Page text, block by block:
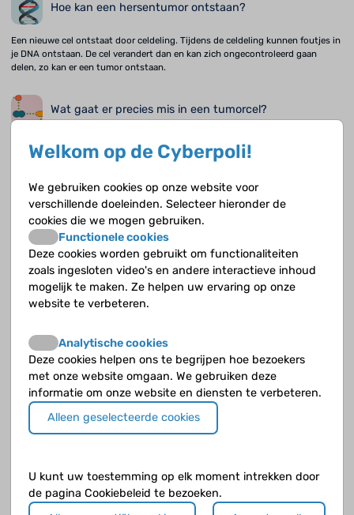
Hoe kan een hersentumor ontstaan?
Een nieuwe cel ontstaat door celdeling. Tijdens de celdeling kunnen foutjes in
je DNA ontstaan. De cel verandert dan en kan zich ongecontroleerd gaan
delen, zo kan er een tumor ontstaan.
Wat gaat er precies mis in een tumorcel?
Wanneer het DNA binnen een gen verandert, verandert ook het eiwit waarvoor
het gen de informatie bezit. Het veranderde eiwit kan ervoor zorgen dat de cel
Hoe vaak komt een hersentumor voor bij kinderen?
Ongeveer een op de vier de kinderen met kanker, heeft een hersentumor of
tumor in het ruggenmerg. In Nederland krijgen elk jaar minimaal 120 kinderen
een hersentumor.
Welke klachten geeft een hersentumor?
Als je een hersentumor hebt, kun je van verschillende dingen last hebben. Dat
hangt vooral af van de vorm en de grootte van de tumor en de plaats waar hij
Wat zijn de kenmerken van een hersentumor bij
kinderen?
kenmerken en de gradatie.
Welkom op de Cyberpoli!
We gebruiken cookies op onze website voor
verschillende doeleinden. Selecteer hieronder de
cookies die we mogen gebruiken.
Functionele cookies
Deze cookies worden gebruikt om functionaliteiten
zoals ingesloten video's en andere interactieve inhoud
mogelijk te maken. Ze helpen uw ervaring op onze
website te verbeteren.
Analytische cookies
Deze cookies helpen ons te begrijpen hoe bezoekers
met onze website omgaan. We gebruiken deze
informatie om onze website en diensten te verbeteren.
Alleen geselecteerde cookies
U kunt uw toestemming op elk moment intrekken door
de pagina Cookiebeleid te bezoeken.